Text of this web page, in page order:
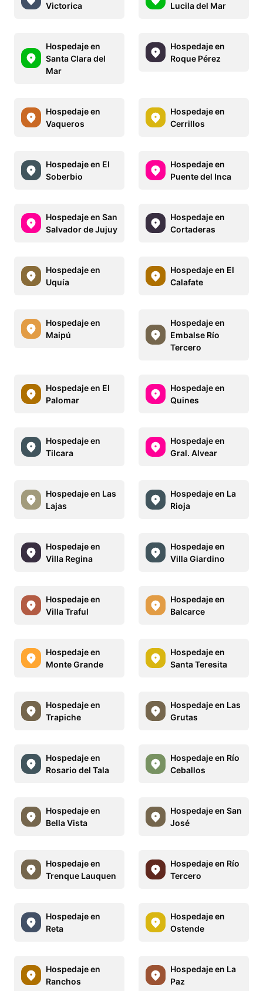
Victorica Lucila del Mar
Hospedaje en
Santa Clara del
Mar
Hospedaje en
Roque Pérez
Hospedaje en
Vaqueros
Hospedaje en
Cerrillos
Hospedaje en El
Soberbio
Hospedaje en
Puente del Inca
Hospedaje en San
Salvador de Jujuy
Hospedaje en
Cortaderas
Hospedaje en
Uquía
Hospedaje en El
Calafate
Hospedaje en
Maipú
Hospedaje en
Embalse Río
Tercero
Hospedaje en El
Palomar
Hospedaje en
Quines
Hospedaje en
Tilcara
Hospedaje en
Gral. Alvear
Hospedaje en Las
Lajas
Hospedaje en La
Rioja
Hospedaje en
Villa Regina
Hospedaje en
Villa Giardino
Hospedaje en
Villa Traful
Hospedaje en
Balcarce
Hospedaje en
Monte Grande
Hospedaje en
Santa Teresita
Hospedaje en
Trapiche
Hospedaje en Las
Grutas
Hospedaje en
Rosario del Tala
Hospedaje en Río
Ceballos
Hospedaje en
Bella Vista
Hospedaje en San
José
Hospedaje en
Trenque Lauquen
Hospedaje en Río
Tercero
Hospedaje en
Reta
Hospedaje en
Ostende
Hospedaje en
Ranchos
Hospedaje en La
Paz